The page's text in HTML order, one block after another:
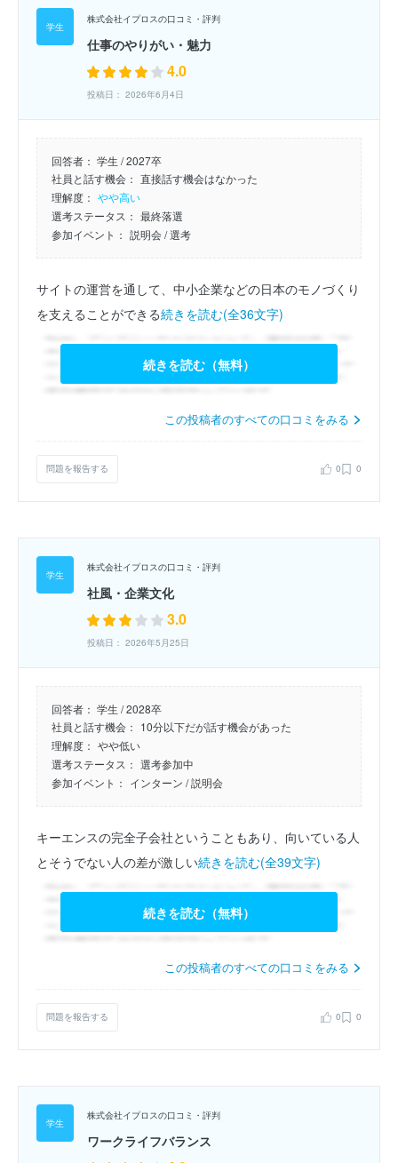
株式会社イプロスの口コミ・評判
仕事のやりがい・魅力
4.0
投稿日： 2026年6月4日
回答者： 学生 / 2027卒
社員と話す機会： 直接話す機会はなかった
理解度： やや高い
選考ステータス： 最終落選
参加イベント： 説明会/ 選考
サイトの運営を通して、中小企業などの日本のモノづくり
を支えることができる続きを読む(全36文字)
続きを読む（無料）
この投稿者のすべての口コミをみる
問題を報告する 0 0
株式会社イプロスの口コミ・評判
社風・企業文化
3.0
投稿日： 2026年5月25日
回答者： 学生 / 2028卒
社員と話す機会： 10分以下だが話す機会があった
理解度： やや低い
選考ステータス： 選考参加中
参加イベント： インターン / 説明会
キーエンスの完全子会社ということもあり、向いている人
とそうでない人の差が激しい続きを読む(全39文字)
続きを読む（無料）
この投稿者のすべての口コミをみる
問題を報告する 0 0
株式会社イプロスの口コミ・評判
ワークライフバランス